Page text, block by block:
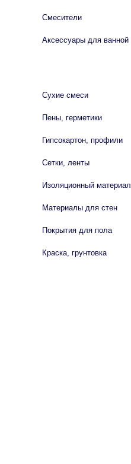
Смесители
Аксессуары для ванной
Сухие смеси
Пены, герметики
Гипсокартон, профили
Сетки, ленты
Изоляционный материал
Материалы для стен
Покрытия для пола
Краска, грунтовка